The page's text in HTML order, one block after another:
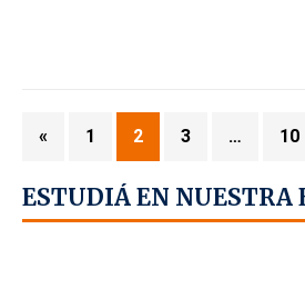
« 1 2 3 … 10
ESTUDIÁ EN NUESTRA